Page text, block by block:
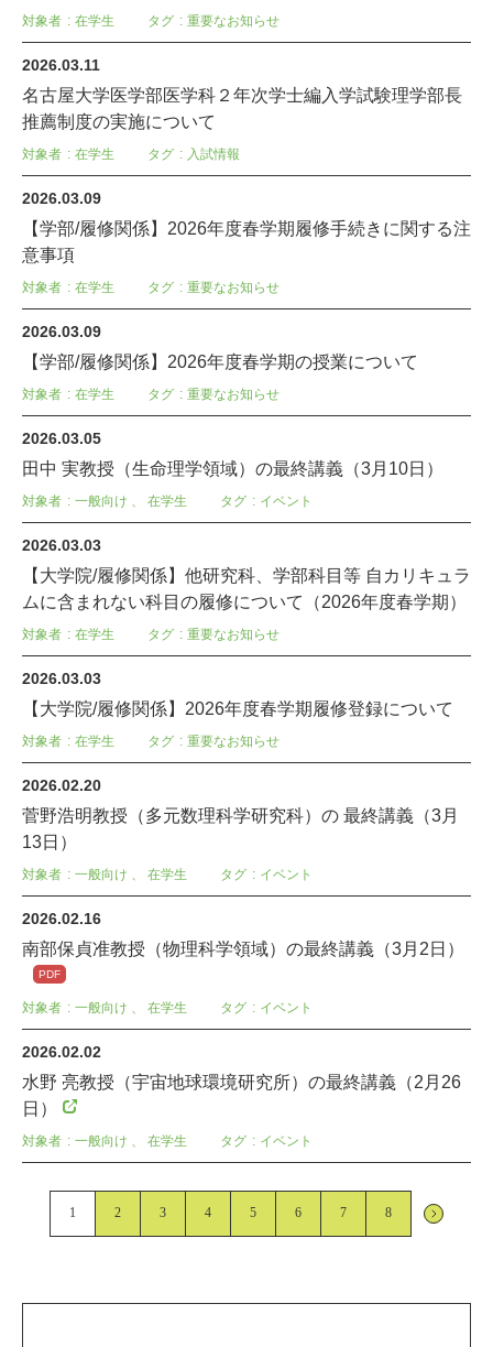
対象者 在学生 タグ 重要なお知らせ
2026.03.11
名古屋大学医学部医学科２年次学士編入学試験理学部長
推薦制度の実施について
対象者 在学生 タグ 入試情報
2026.03.09
【学部/履修関係】2026年度春学期履修手続きに関する注
意事項
対象者 在学生 タグ 重要なお知らせ
2026.03.09
【学部/履修関係】2026年度春学期の授業について
対象者 在学生 タグ 重要なお知らせ
2026.03.05
田中 実教授（生命理学領域）の最終講義（3月10日）
対象者 一般向け 、 在学生 タグ イベント
2026.03.03
【大学院/履修関係】他研究科、学部科目等 自カリキュラ
ムに含まれない科目の履修について（2026年度春学期）
対象者 在学生 タグ 重要なお知らせ
2026.03.03
【大学院/履修関係】2026年度春学期履修登録について
対象者 在学生 タグ 重要なお知らせ
2026.02.20
菅野浩明教授（多元数理科学研究科）の 最終講義（3月
13日）
対象者 一般向け 、 在学生 タグ イベント
2026.02.16
南部保貞准教授（物理科学領域）の最終講義（3月2日）
対象者 一般向け 、 在学生 タグ イベント
2026.02.02
水野 亮教授（宇宙地球環境研究所）の最終講義（2月26
日）
対象者 一般向け 、 在学生 タグ イベント
1 2 3 4 5 6 7 8